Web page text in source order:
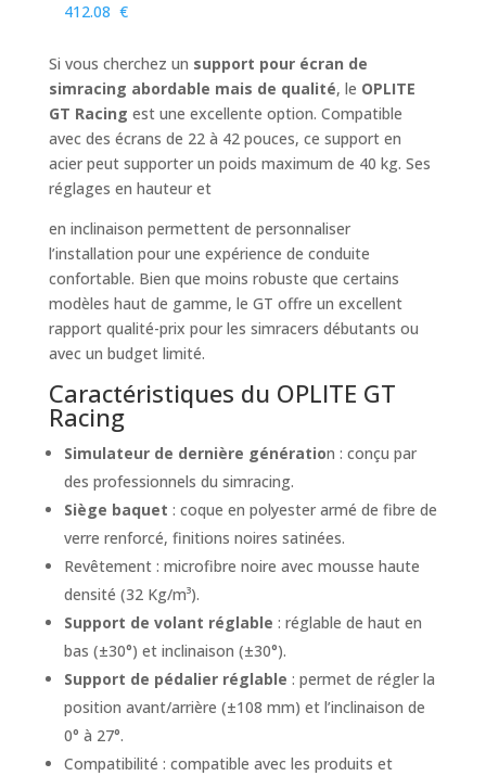
412.08 €
Si vous cherchez un support pour écran de
simracing abordable mais de qualité, le OPLITE
GT Racing est une excellente option. Compatible
avec des écrans de 22 à 42 pouces, ce support en
acier peut supporter un poids maximum de 40 kg. Ses
réglages en hauteur et
en inclinaison permettent de personnaliser
l’installation pour une expérience de conduite
confortable. Bien que moins robuste que certains
modèles haut de gamme, le GT offre un excellent
rapport qualité-prix pour les simracers débutants ou
avec un budget limité.
Caractéristiques du OPLITE GT
Racing
Simulateur de dernière génération : conçu par
des professionnels du simracing.
Siège baquet : coque en polyester armé de fibre de
verre renforcé, finitions noires satinées.
Revêtement : microfibre noire avec mousse haute
densité (32 Kg/m³).
Support de volant réglable : réglable de haut en
bas (±30°) et inclinaison (±30°).
Support de pédalier réglable : permet de régler la
position avant/arrière (±108 mm) et l’inclinaison de
0° à 27°.
Compatibilité : compatible avec les produits et